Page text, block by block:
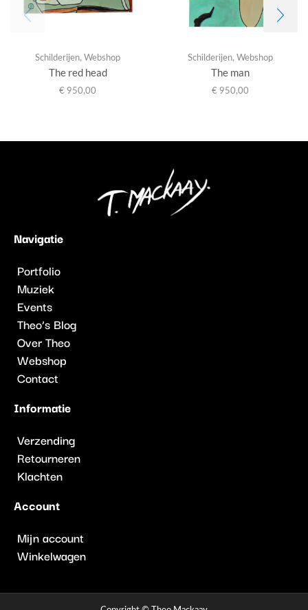
Schilderijen,Webshop
The red head
€ 950,00
Schilderijen, Webshop
The man
€ 950,00
Navigatie
Portfolio
Muziek
Events
Theo’s Blog
Over Theo
Webshop
Contact
Informatie
Verzending
Retourneren
Klachten
Account
Mijn account
Winkelwagen